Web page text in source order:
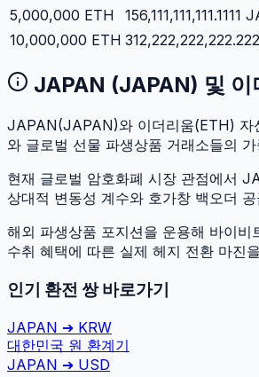
5,000,000 ETH 156,111,111,111.1111
10,000,000 ETH
JAPAN (JAPAN) 및 이
JAPAN(JAPAN)와 이더리움(ETH) 자
와 글로벌 선물 파생상품 거래소들의
현재 글로벌 암호화폐 시장 관점에서
상대적 변동성 계수와 호가창 백오더
해외 파생상품 포지션을 운용해 바이
수취 혜택에 따른 실제 헤지 전환 마진
인기 환전 쌍 바로가기
JAPAN ➔ KRW
대한민국 원 환계기
JAPAN ➔ USD